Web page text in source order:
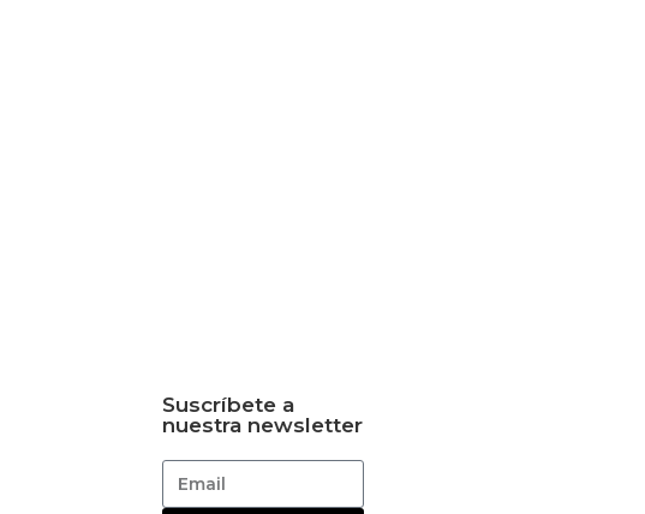
Suscríbete a
nuestra newsletter